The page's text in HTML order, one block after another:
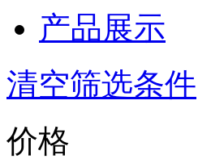
产品展示
清空筛选条件
价格